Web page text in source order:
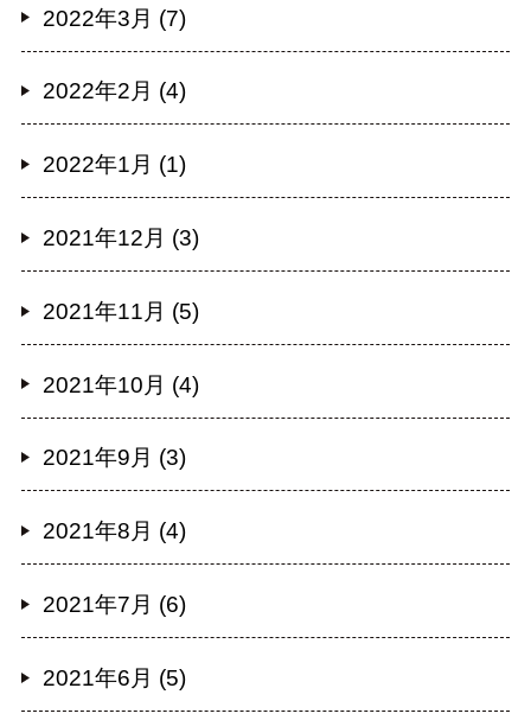
2022年3月 (7)
2022年2月 (4)
2022年1月 (1)
2021年12月 (3)
2021年11月 (5)
2021年10月 (4)
2021年9月 (3)
2021年8月 (4)
2021年7月 (6)
2021年6月 (5)